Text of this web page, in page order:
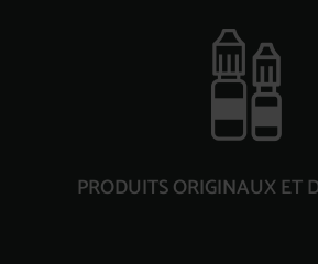
PRODUITS ORIGINAUX ET